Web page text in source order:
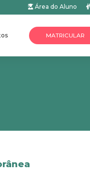
Área do Aluno
MATRICULAR